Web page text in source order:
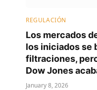
REGULACIÓN
Los mercados
los iniciados se
filtraciones,
Dow Jones
January 8, 2026